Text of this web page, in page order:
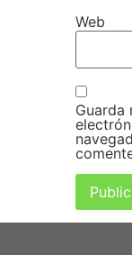
Web
Guarda